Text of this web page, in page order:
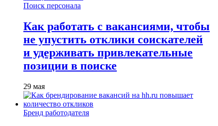
Поиск персонала
Как работать с вакансиями, чтобы
не упустить отклики соискателей
и удерживать привлекательные
позиции в поиске
29 мая
Бренд работодателя